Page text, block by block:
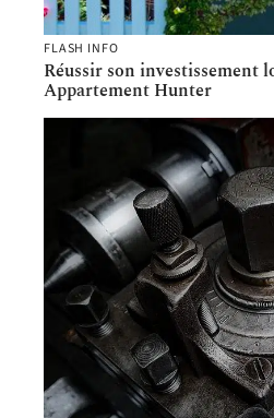
FLASH INFO
Réussir son investissement
Appartement Hunter